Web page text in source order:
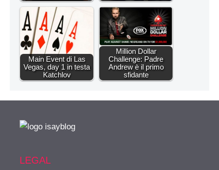
Main Event di Las
Vegas, day 1 in testa
Katchlov
Million Dollar
Challenge: Padre
Andrew è il primo
sfidante
LEGAL